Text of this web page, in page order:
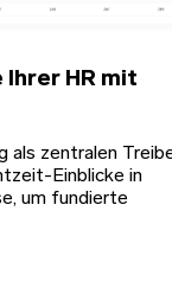
HR mit
als zentralen
Einblicke in
um fundierte